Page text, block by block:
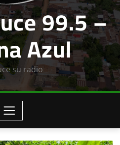
99.5 –
Azul
su radio